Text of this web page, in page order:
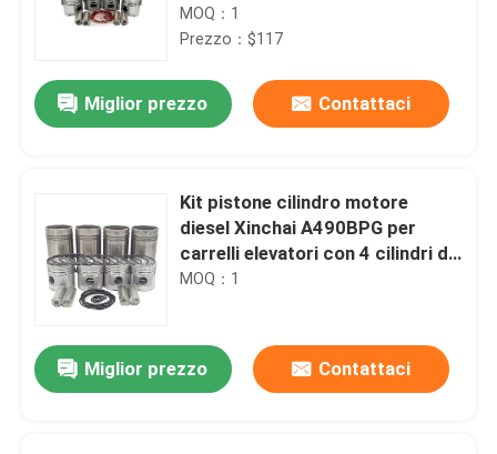
1-3 giorni e 4 cilindri
MOQ：1
Prezzo：$117
Miglior prezzo Contattaci
Kit pistone cilindro motore
diesel Xinchai A490BPG per
carrelli elevatori con 4 cilindri di
Zhejiang Xinchai Co., Ltd
MOQ：1
Miglior prezzo Contattaci